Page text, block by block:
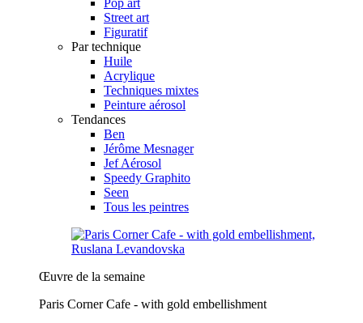
Street art
Figuratif
Par technique
Huile
Acrylique
Techniques mixtes
Peinture aérosol
Tendances
Ben
Jérôme Mesnager
Jef Aérosol
Speedy Graphito
Seen
Tous les peintres
Œuvre de la semaine
Paris Corner Cafe - with gold embellishment